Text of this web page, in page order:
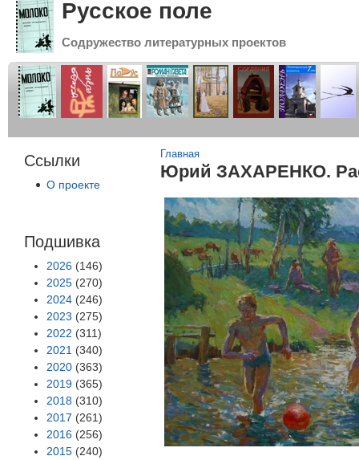
Русское поле
Содружество литературных проектов
Ссылки
О проекте
Подшивка
2026 (146)
2025 (270)
2024 (246)
2023 (275)
2022 (311)
2021 (340)
2020 (363)
2019 (365)
2018 (310)
2017 (261)
2016 (256)
2015 (240)
Вы здесь
Главная
Юрий ЗАХАРЕНКО.